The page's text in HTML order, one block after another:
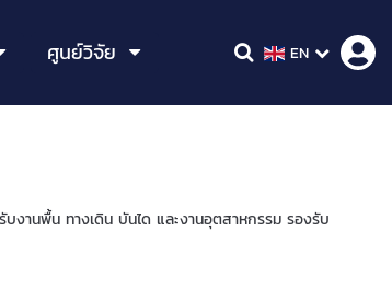
ศูนย์วิจัย EN
งานพื้น ทางเดิน บันได และงานอุตสาหกรรม รองรับ